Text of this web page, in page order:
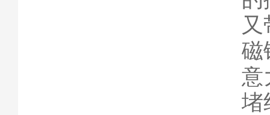
磁
意
堵